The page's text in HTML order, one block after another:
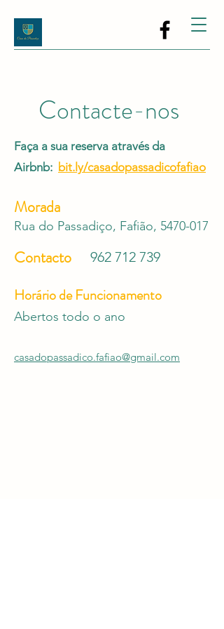
Contacte-nos
Morada
Rua do Passadiço, Fafião, 5470-017
Contacto 962 712 739
Horário de Funcionamento
Abertos todo o ano
casadopassadico.fafiao@gmail.com
Faça a sua reserva através da
Airbnb: bit.ly/casadopassadicofafiao